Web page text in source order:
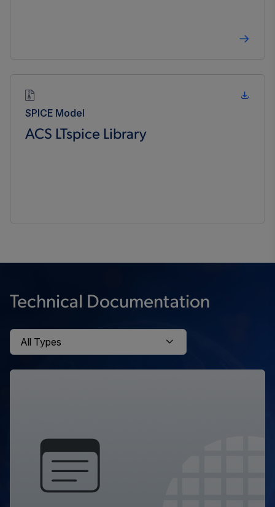
SPICE Model
ACS LTspice Library
Technical Documentation